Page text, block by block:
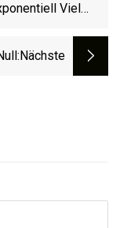
Viel
:nächste